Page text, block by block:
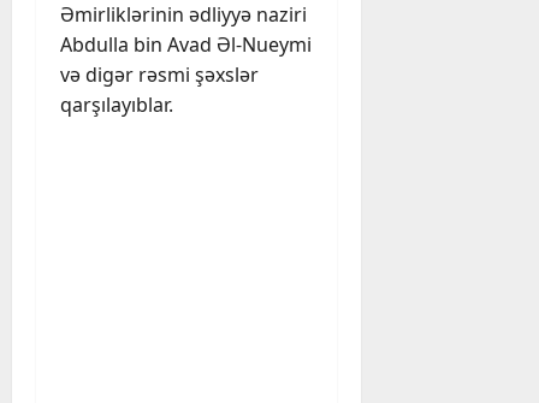
Əmirliklərinin ədliyyə naziri
Abdulla bin Avad Əl-Nueymi
və digər rəsmi şəxslər
qarşılayıblar.